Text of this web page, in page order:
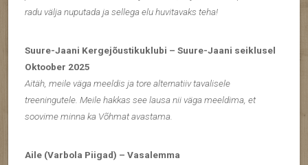
radu välja nuputada ja sellega elu huvitavaks teha!
Suure-Jaani Kergejõustikuklubi – Suure-Jaani seiklusel
Oktoober 2025
Aitäh, meile väga meeldis ja tore alternatiiv tavalisele
treeningutele. Meile hakkas see lausa nii väga meeldima, et
soovime minna ka Võhmat avastama.
Aile (Varbola Piigad) – Vasalemma